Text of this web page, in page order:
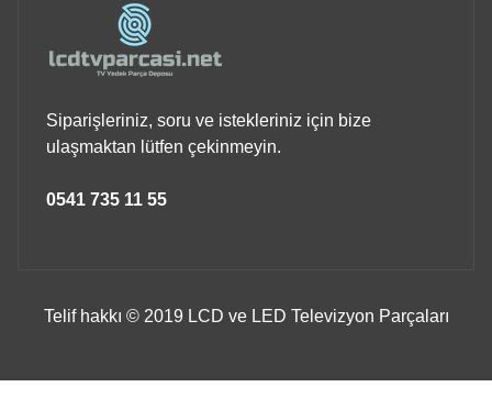
Siparişleriniz, soru ve istekleriniz için bize
ulaşmaktan lütfen çekinmeyin.
0541 735 11 55
Telif hakkı © 2019 LCD ve LED Televizyon Parçaları